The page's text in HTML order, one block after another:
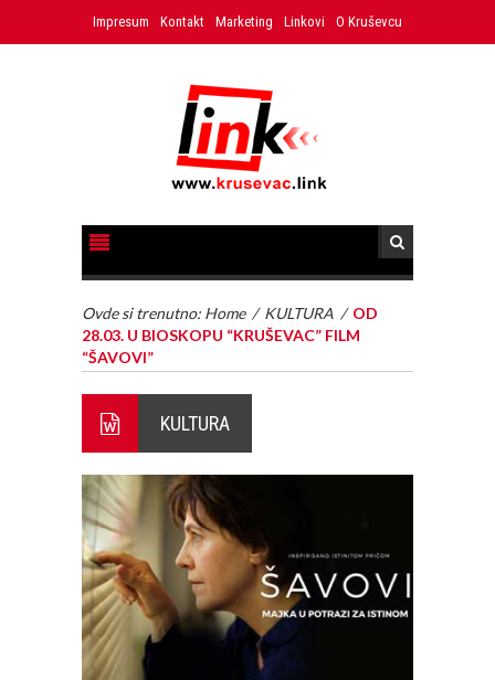
Impresum Kontakt Marketing Linkovi O Kruševcu
Ovde si trenutno: Home / KULTURA / OD
28.03. U BIOSKOPU “KRUŠEVAC” FILM
“ŠAVOVI”
KULTURA